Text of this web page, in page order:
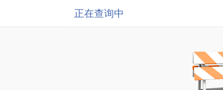
正在查询中